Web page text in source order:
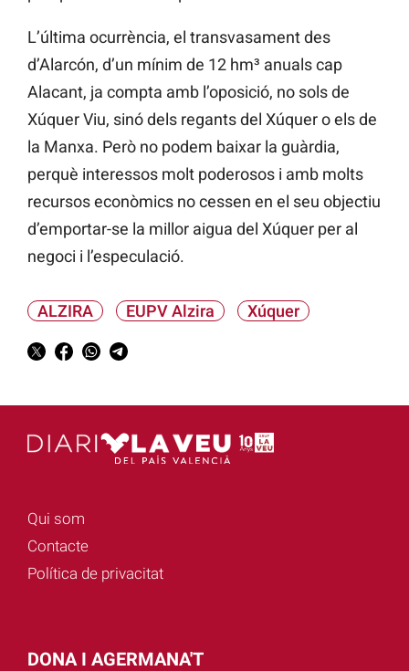
L’última ocurrència, el transvasament des
d’Alarcón, d’un mínim de 12 hm³ anuals cap
Alacant, ja compta amb l’oposició, no sols de
Xúquer Viu, sinó dels regants del Xúquer o els de
la Manxa. Però no podem baixar la guàrdia,
perquè interessos molt poderosos i amb molts
recursos econòmics no cessen en el seu objectiu
d’emportar-se la millor aigua del Xúquer per al
negoci i l’especulació.
ALZIRA EUPV Alzira Xúquer
Qui som
Contacte
Política de privacitat
DONA I AGERMANA'T